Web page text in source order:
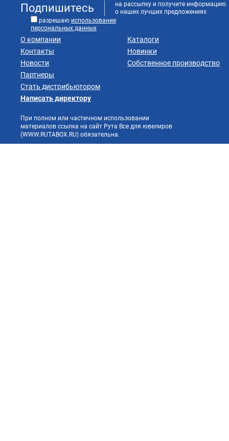
Подпишитесь
на рассылку и получите информацию
о наших лучших предложениях
разрешаю использование
персональных данных
О компании
Контакты
Новости
Партнеры
Стать дистрибьютором
Каталоги
Новинки
Собственное производство
Написать директору
При полном или частичном использовании
материалов ссылка на сайт Рута Все для ювелиров
(WWW.RUTABOX.RU) обязательна.